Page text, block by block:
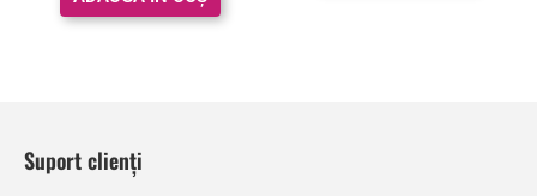
Suport clienți